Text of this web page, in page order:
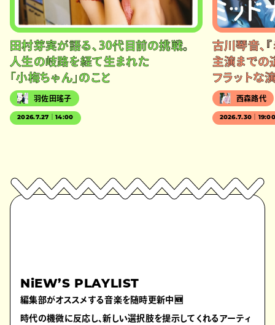
田村芽実が語る、30代目前の挑戦。
人生の岐路を経て生まれた
「小梅ちゃん」のこと
羽佐田瑤子
2026.7.27｜14:00
古川琴音、
主演までの
フラットな
西森路代
2026.7.30｜
NiEW’S PLAYLIST
編集部がオススメする音楽を随時更新中🆕
時代の機微に反応し、新しい選択肢を提示してくれるアーティ